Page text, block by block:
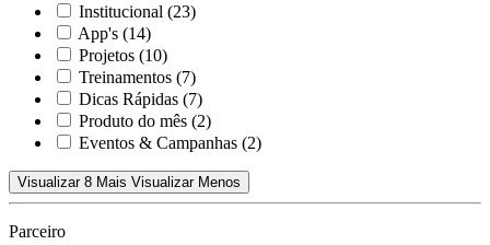
Institucional (23)
App's (14)
Projetos (10)
Treinamentos (7)
Dicas Rápidas (7)
Produto do mês (2)
Eventos & Campanhas (2)
Visualizar 8 Mais Visualizar Menos
Parceiro